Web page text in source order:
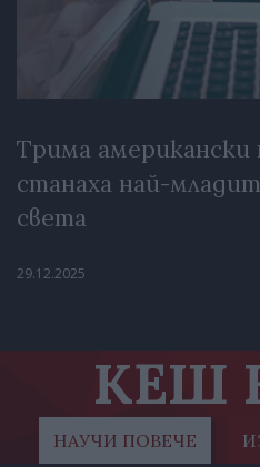
Трима американски
станаха най-
света
29.12.2025
КЕШ
НАУЧИ ПОВЕЧЕ